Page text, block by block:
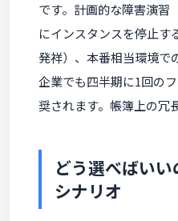
です。計画的な障害演習
にインスタンスを停止
発祥）、本番相当環境
企業でも四半期に1回の
奨されます。帳簿上の冗
どう選べばい
シナリオ